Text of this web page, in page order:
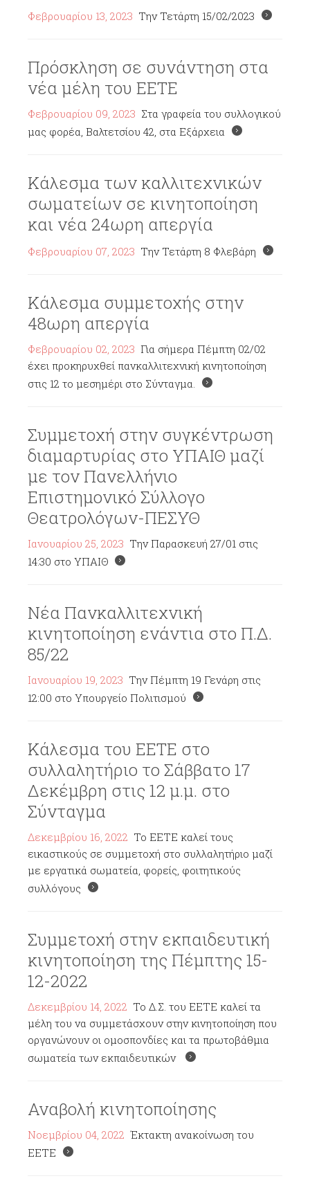
Φεβρουαρίου 13, 2023 Την Τετάρτη 15/02/2023
Πρόσκληση σε συνάντηση στα
νέα μέλη του ΕΕΤΕ
Φεβρουαρίου 09, 2023 Στα γραφεία του συλλογικού
μας φορέα, Βαλτετσίου 42, στα Εξάρχεια
Κάλεσμα των καλλιτεχνικών
σωματείων σε κινητοποίηση
και νέα 24ωρη απεργία
Φεβρουαρίου 07, 2023 Την Τετάρτη 8 Φλεβάρη
Κάλεσμα συμμετοχής στην
48ωρη απεργία
Φεβρουαρίου 02, 2023 Για σήμερα Πέμπτη 02/02
έχει προκηρυχθεί πανκαλλιτεχνική κινητοποίηση
στις 12 το μεσημέρι στο Σύνταγμα.
Συμμετοχή στην συγκέντρωση
διαμαρτυρίας στο ΥΠΑΙΘ μαζί
με τον Πανελλήνιο
Επιστημονικό Σύλλογο
Θεατρολόγων-ΠΕΣΥΘ
Ιανουαρίου 25, 2023 Την Παρασκευή 27/01 στις
14:30 στο ΥΠΑΙΘ
Νέα Πανκαλλιτεχνική
κινητοποίηση ενάντια στο Π.Δ.
85/22
Ιανουαρίου 19, 2023 Την Πέμπτη 19 Γενάρη στις
12:00 στο Υπουργείο Πολιτισμού
Κάλεσμα του ΕΕΤΕ στο
συλλαλητήριο το Σάββατο 17
Δεκέμβρη στις 12 μ.μ. στο
Σύνταγμα
Δεκεμβρίου 16, 2022 Το ΕΕΤΕ καλεί τους
εικαστικούς σε συμμετοχή στο συλλαλητήριο μαζί
με εργατικά σωματεία, φορείς, φοιτητικούς
συλλόγους
Συμμετοχή στην εκπαιδευτική
κινητοποίηση της Πέμπτης 15-
12-2022
Δεκεμβρίου 14, 2022 Το Δ.Σ. του ΕΕΤΕ καλεί τα
μέλη του να συμμετάσχουν στην κινητοποίηση που
οργανώνουν οι ομοσπονδίες και τα πρωτοβάθμια
σωματεία των εκπαιδευτικών
Αναβολή κινητοποίησης
Νοεμβρίου 04, 2022 Έκτακτη ανακοίνωση του
ΕΕΤΕ